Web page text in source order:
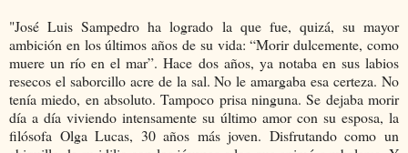
"José Luis Sampedro ha logrado la que fue, quizá, su mayor
ambición en los últimos años de su vida: “Morir dulcemente, como
muere un río en el mar”. Hace dos años, ya notaba en sus labios
resecos el saborcillo acre de la sal. No le amargaba esa certeza. No
tenía miedo, en absoluto. Tampoco prisa ninguna. Se dejaba morir
día a día viviendo intensamente su último amor con su esposa, la
filósofa Olga Lucas, 30 años más joven. Disfrutando como un